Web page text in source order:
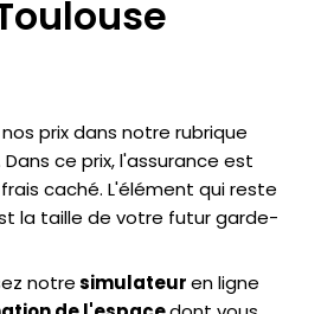
prix dans notre rubrique
Dans ce prix, l'assurance est
caché. L'élément qui reste
la taille de votre futur garde-
notresimulateuren ligne